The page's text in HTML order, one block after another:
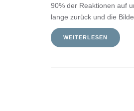
90% der Reaktionen auf
lange zurück und die
WEITERLESEN